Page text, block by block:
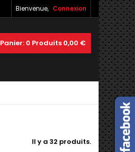
Bienvenue, Connexion
Panier: 0 Produits 0,00 €
Il y a 32 produits.